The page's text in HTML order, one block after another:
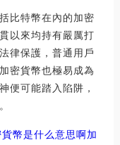
比特幣在內的加密
以來均持有嚴厲打
律保護，普通用戶
密貨幣也極易成為
便可能踏入陷阱，
幣是什么意思啊加